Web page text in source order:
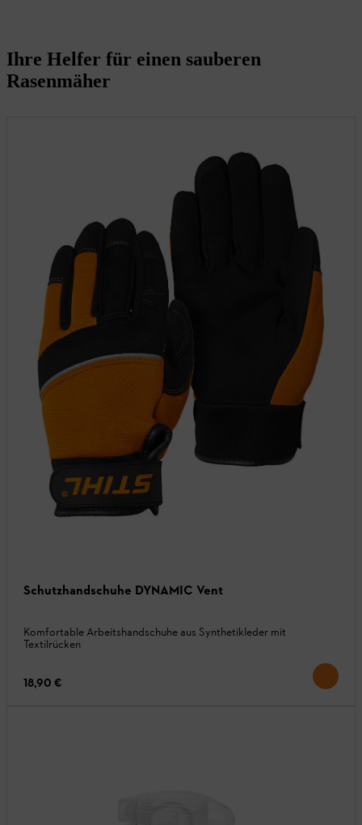
Ihre Helfer für einen sauberen
Rasenmäher
Schutzhandschuhe DYNAMIC Vent
Komfortable Arbeitshandschuhe aus Synthetikleder mit
Textilrücken
18,90 €